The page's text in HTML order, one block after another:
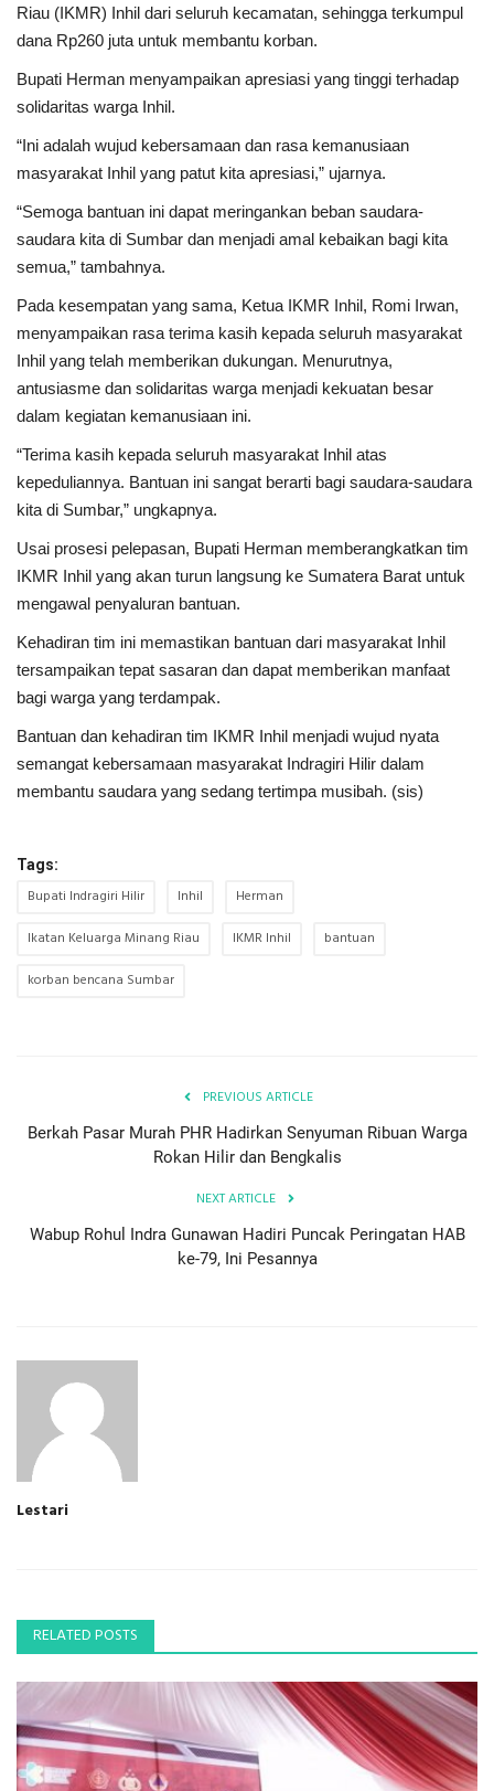
Riau (IKMR) Inhil dari seluruh kecamatan, sehingga terkumpul
dana Rp260 juta untuk membantu korban.
Bupati Herman menyampaikan apresiasi yang tinggi terhadap
solidaritas warga Inhil.
“Ini adalah wujud kebersamaan dan rasa kemanusiaan
masyarakat Inhil yang patut kita apresiasi,” ujarnya.
“Semoga bantuan ini dapat meringankan beban saudara-
saudara kita di Sumbar dan menjadi amal kebaikan bagi kita
semua,” tambahnya.
Pada kesempatan yang sama, Ketua IKMR Inhil, Romi Irwan,
menyampaikan rasa terima kasih kepada seluruh masyarakat
Inhil yang telah memberikan dukungan. Menurutnya,
antusiasme dan solidaritas warga menjadi kekuatan besar
dalam kegiatan kemanusiaan ini.
“Terima kasih kepada seluruh masyarakat Inhil atas
kepeduliannya. Bantuan ini sangat berarti bagi saudara-saudara
kita di Sumbar,” ungkapnya.
Usai prosesi pelepasan, Bupati Herman memberangkatkan tim
IKMR Inhil yang akan turun langsung ke Sumatera Barat untuk
mengawal penyaluran bantuan.
Kehadiran tim ini memastikan bantuan dari masyarakat Inhil
tersampaikan tepat sasaran dan dapat memberikan manfaat
bagi warga yang terdampak.
Bantuan dan kehadiran tim IKMR Inhil menjadi wujud nyata
semangat kebersamaan masyarakat Indragiri Hilir dalam
membantu saudara yang sedang tertimpa musibah. (sis)
Tags:
Bupati Indragiri Hilir Inhil
Herman
Ikatan Keluarga Minang Riau
IKMR Inhil
bantuan
korban bencana Sumbar
PREVIOUS ARTICLE
Berkah Pasar Murah PHR Hadirkan Senyuman Ribuan Warga
Rokan Hilir dan Bengkalis
NEXT ARTICLE
Wabup Rohul Indra Gunawan Hadiri Puncak Peringatan HAB
ke-79, Ini Pesannya
Lestari
RELATED POSTS